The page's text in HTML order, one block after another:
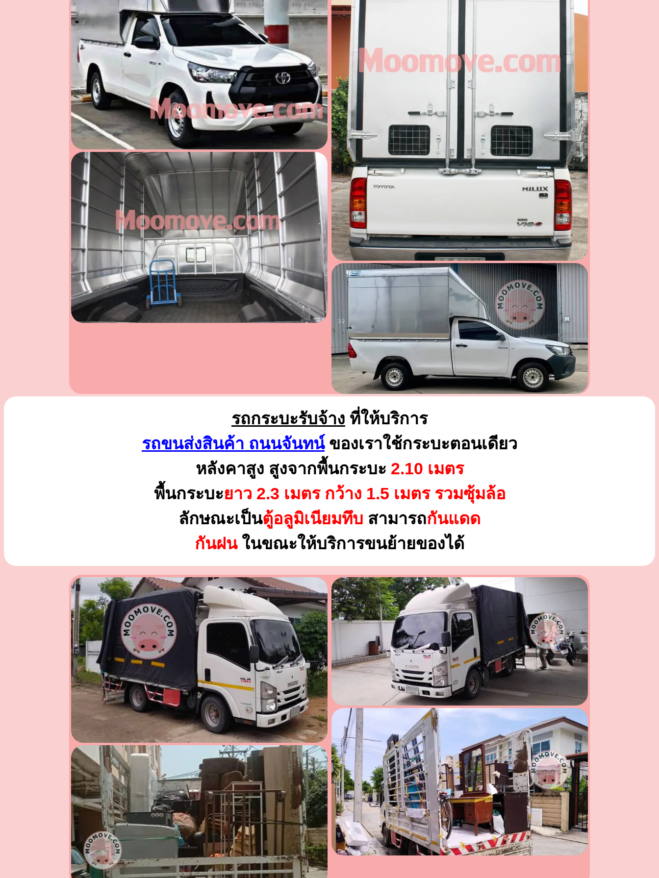
รถกระบะรับจ้าง ที่ให้บริการ
รถขนส่งสินค้า ถนนจันทน์ของเราใช้กระบะตอนเดียว
หลังคาสูง สูงจากพื้นกระบะ 2.10 เมตร
พื้นกระบะยาว 2.3 เมตร กว้าง 1.5 เมตร รวมซุ้มล้อ
ลักษณะเป็นตู้อลูมิเนียมทึบ สามารถกันแดด
กันฝนในขณะให้บริการขนย้ายของได้